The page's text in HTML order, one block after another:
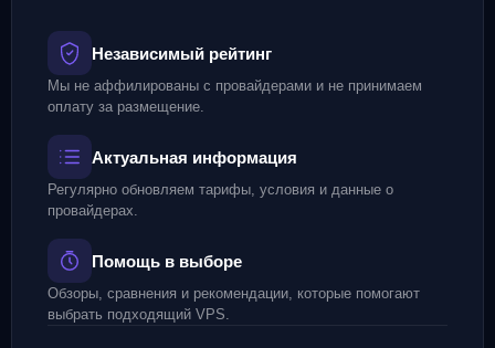
Независимый рейтинг
Мы не аффилированы с провайдерами и не принимаем
оплату за размещение.
Актуальная информация
Регулярно обновляем тарифы, условия и данные о
провайдерах.
Помощь в выборе
Обзоры, сравнения и рекомендации, которые помогают
выбрать подходящий VPS.